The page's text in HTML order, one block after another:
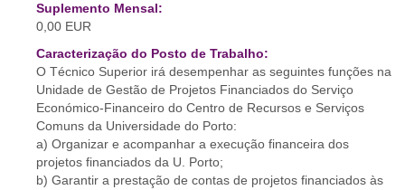
Suplemento Mensal:
0,00 EUR
Caracterização do Posto de Trabalho:
O Técnico Superior irá desempenhar as seguintes funções na
Unidade de Gestão de Projetos Financiados do Serviço
Económico-Financeiro do Centro de Recursos e Serviços
Comuns da Universidade do Porto:
a) Organizar e acompanhar a execução financeira dos
projetos financiados da U. Porto;
b) Garantir a prestação de contas de projetos financiados às